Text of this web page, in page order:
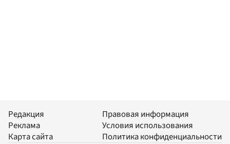
Редакция
Реклама
Карта сайта
Правовая информация
Условия использования
Политика конфиденциальности